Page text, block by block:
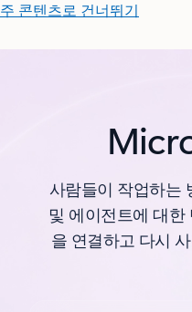
주 콘텐츠로 건너뛰기
사람들이 작업하는
및 에이전트에 대한
을 연결하고 다시